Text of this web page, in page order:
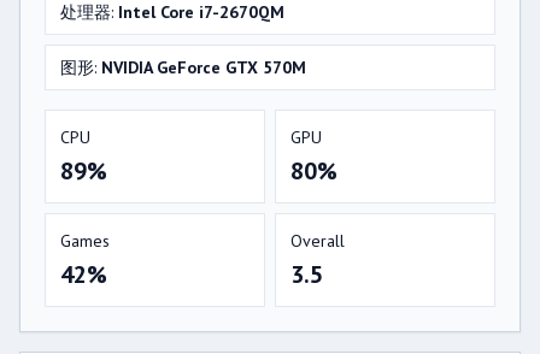
处理器: Intel Core i7-2670QM
图形: NVIDIA GeForce GTX 570M
CPU
89%
GPU
80%
Games
42%
Overall
3.5